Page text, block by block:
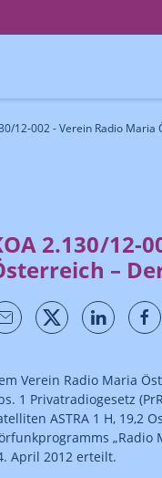
12-002 - Verein Radio Maria
2.130/12-
–
Verein Radio Maria
1 Privatradiogesetz
ASTRA 1 H, 19,2
„Radio
April 2012 erteilt.